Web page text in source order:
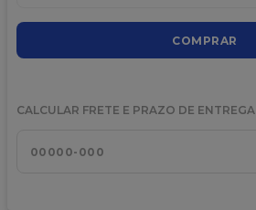
COMPRAR
CALCULAR FRETE E PRAZO DE ENTREGA